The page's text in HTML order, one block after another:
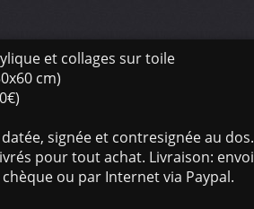
et collages sur toile
cm)
signée et contresignée au
pour tout achat. Livraison:
ou par Internet via Paypal.